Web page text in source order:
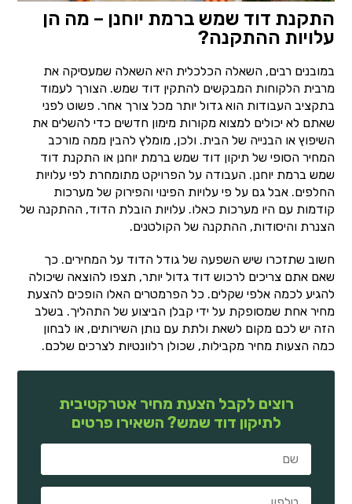
התקנת דוד שמש ברמת יוחנן – מה הן
עלויות ההתקנה?
במובנים רבים, השאלה הכלכלית היא השאלה שמעסיקה את
מרבית הלקוחות המבקשים להתקין דוד שמש. הצורך לעמוד
בתקציב העבודות הוא גדול יותר מכל צורך אחר. פשוט לפני
שאתם לא יכולים למצוא מקורות מימון חדשים כדי להשלים את
השיפוץ או הבנייה של הבית. ולכן, מומלץ להבין ממה מורכב
המחיר הסופי של תיקון דוד שמש ברמת יוחנן או התקנת דוד
שמש ברמת יוחנן. העבודה על הפרויקט מתומחרת לפי עלויות
החלפים. אבל גם על פי עלויות הפינוי והפירוק של מערכות
קודמות עם היו מערכות כאלו. עלויות הובלת הדוד, ההתקנה של
הצנרת והיסודות, ההתקנה של הקולטנים.
חשוב שתזכרו שיש השפעה של גודל הדוד על המחירים. כך
שאם אתם צריכים לרכוש דוד גדול יותר, תצפו להוצאה שיכולה
להגיע לכמה אלפי שקלים. כל הפרמטרים האלו הופכים להצעת
מחיר אחת שמסופקת על ידי קבלן הביצוע של התהליך. בשלב
הזה יש לכם מקום לשאת ולתת עם נותן השירותים, או לבחון
כמה הצעות מחיר מקבילות, שכולן רלוונטיות לצרכים שלכם.
רוצים לקבל הצעת מחיר אטרקטיבית
לתיקון דוד שמש? השאירו פרטים